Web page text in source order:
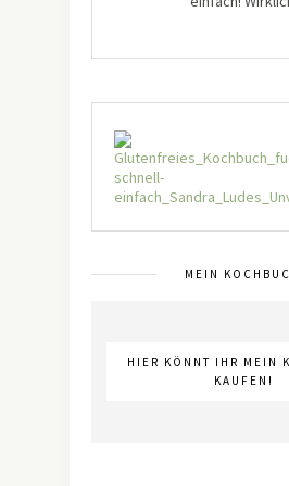
MEIN
HIER KÖNNT IHR MEIN
KAUFEN!